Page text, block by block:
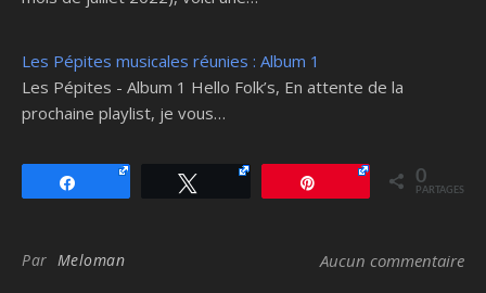
Les Pépites musicales réunies : Album 1
Les Pépites - Album 1 Hello Folk’s, En attente de la
prochaine playlist, je vous…
0
PARTAGES
Par Meloman Aucun commentaire